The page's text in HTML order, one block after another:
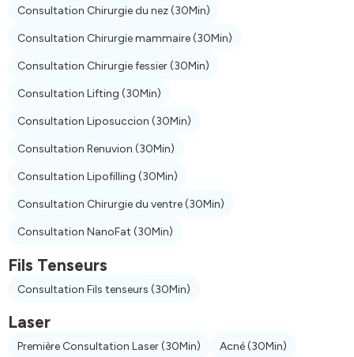
Consultation Chirurgie du nez(30Min)
Consultation Chirurgie mammaire(30Min)
Consultation Chirurgie fessier(30Min)
Consultation Lifting (30Min)
Consultation Liposuccion (30Min)
Consultation Renuvion (30Min)
Consultation Lipofilling (30Min)
Consultation Chirurgie du ventre(30Min)
Consultation NanoFat (30Min)
Fils Tenseurs
Consultation Fils tenseurs (30Min)
Laser
Première Consultation Laser(30Min) Acné(30Min)